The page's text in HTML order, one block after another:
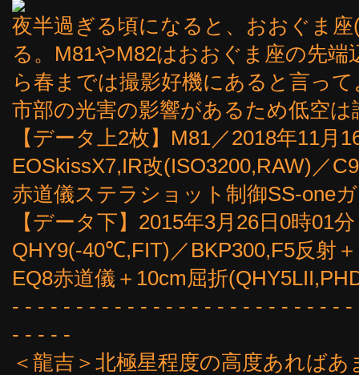
夜半過ぎる頃になると、おおぐま
る。M81やM82はおおぐま座の先
ら春までは撮影好機にあると言っ
市部の光害の影響があるため低空は
【データ上2枚】M81／2018年11月
EOSkissX7,IR改(ISO3200,RAW)／
赤道儀ステラショット制御SS-one
【データ下】2015年3月26日0時01
QHY9(-40℃,FIT)／BKP300,F5反射
EQ8赤道儀＋10cm屈折
- - - - - - - - - - - - - - - - - - - - - - - - - -
- - - - -
＜龍吉＞北極星程度の高度あれば